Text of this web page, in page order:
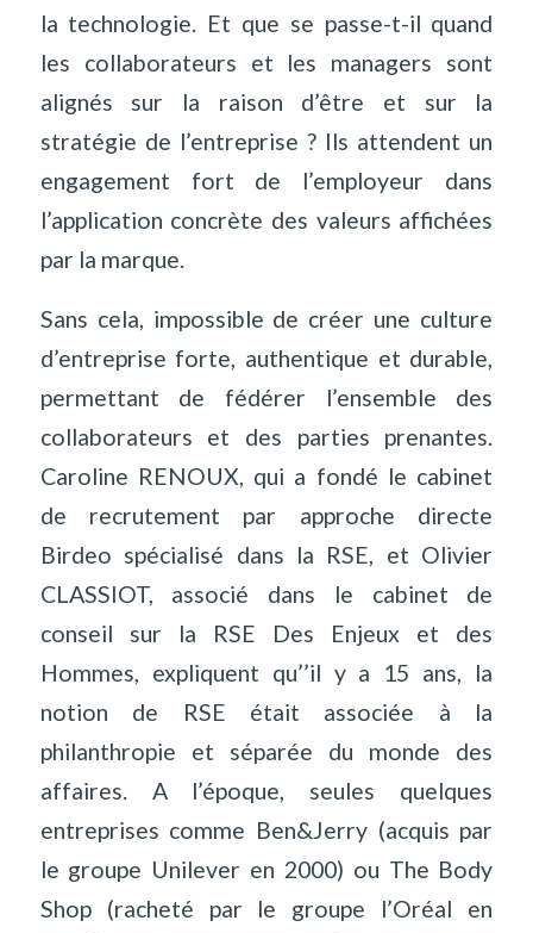
la technologie. Et que se passe-t-il quand
les collaborateurs et les managers sont
alignés sur la raison d’être et sur la
stratégie de l’entreprise ? Ils attendent un
engagement fort de l’employeur dans
l’application concrète des valeurs affichées
par la marque.
Sans cela, impossible de créer une culture
d’entreprise forte, authentique et durable,
permettant de fédérer l’ensemble des
collaborateurs et des parties prenantes.
Caroline RENOUX, qui a fondé le cabinet
de recrutement par approche directe
Birdeo spécialisé dans la RSE, et Olivier
CLASSIOT, associé dans le cabinet de
conseil sur la RSE Des Enjeux et des
Hommes, expliquent qu’’il y a 15 ans, la
notion de RSE était associée à la
philanthropie et séparée du monde des
affaires. A l’époque, seules quelques
entreprises comme Ben&Jerry (acquis par
le groupe Unilever en 2000) ou The Body
Shop (racheté par le groupe l’Oréal en